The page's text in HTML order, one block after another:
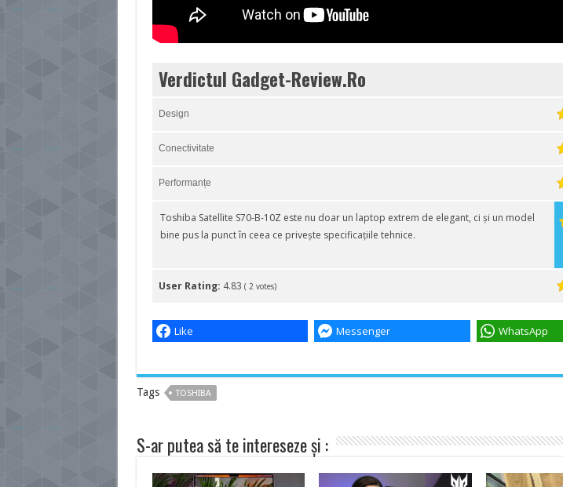
Verdictul Gadget-Review.Ro
Design
Conectivitate
Performanțe
Toshiba Satellite S70-B-10Z este nu doar un laptop extrem de elegant, ci și un model
bine pus la punct în ceea ce privește specificațiile tehnice.
User Rating: 4.83 ( 2votes)
Like Messenger WhatsApp
Tags TOSHIBA
S-ar putea să te intereseze și :